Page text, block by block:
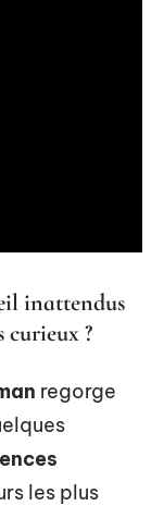
inattendus
curieux ?
regorge
les plus